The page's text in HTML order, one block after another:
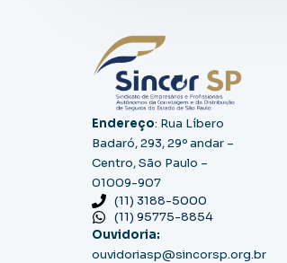
Endereço: Rua Líbero
Badaró, 293, 29º andar –
Centro, São Paulo –
01009-907
(11) 3188-5000
(11) 95775-8854
Ouvidoria:
ouvidoriasp@sincorsp.org.br